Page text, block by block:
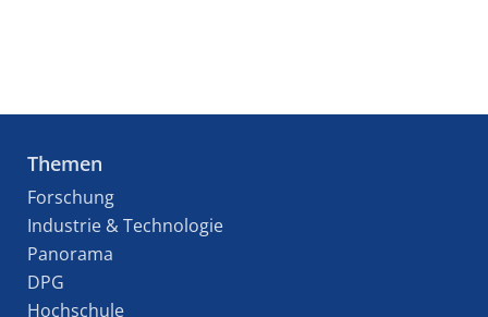
Themen
Forschung
Industrie & Technologie
Panorama
DPG
Hochschule